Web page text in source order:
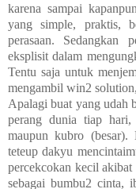
karena sampai
yang simple, praktis,
perasaan. Sedangkan
eksplisit dalam
Tentu saja untuk
mengambil win2
Apalagi buat yang udah
perang dunia tiap
maupun kubro (besar).
teteup dakyu
percekcokan kecil
sebagai bumbu2 cinta,